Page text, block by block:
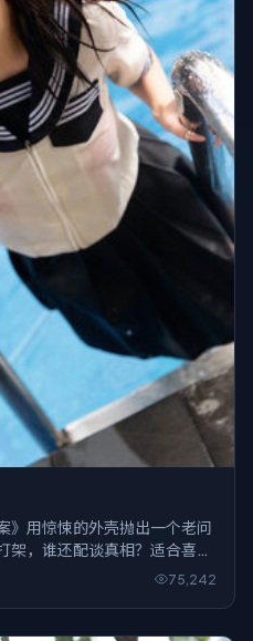
》用惊悚的外壳抛出一个老问
架，谁还配谈真相？适合喜欢
75,242